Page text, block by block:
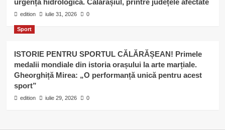
urgență hidrologică. Călărașiul, printre județele afectate
edition iulie 31, 2026 0
Sport
ISTORIE PENTRU SPORTUL CĂLĂRĂȘEAN! Primele
medalii mondiale din istoria orașului la arte marțiale.
Gheorghiță Mirea: „O performanță unică pentru acest
sport”
edition iulie 29, 2026 0